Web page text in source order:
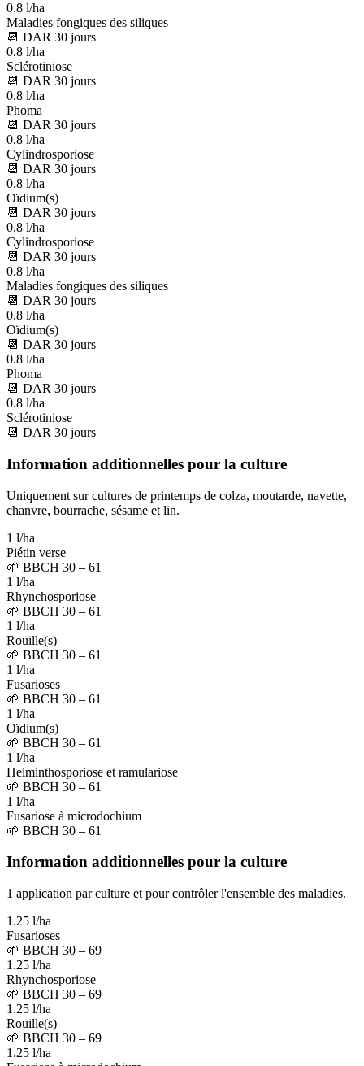
0.8 l/ha
Maladies fongiques des siliques
📆 DAR 30 jours
0.8 l/ha
Sclérotiniose
📆 DAR 30 jours
0.8 l/ha
Phoma
📆 DAR 30 jours
0.8 l/ha
Cylindrosporiose
📆 DAR 30 jours
0.8 l/ha
Oïdium(s)
📆 DAR 30 jours
0.8 l/ha
Cylindrosporiose
📆 DAR 30 jours
0.8 l/ha
Maladies fongiques des siliques
📆 DAR 30 jours
0.8 l/ha
Oïdium(s)
📆 DAR 30 jours
0.8 l/ha
Phoma
📆 DAR 30 jours
0.8 l/ha
Sclérotiniose
📆 DAR 30 jours
Information additionnelles pour la culture
Uniquement sur cultures de printemps de colza, moutarde, navette,
chanvre, bourrache, sésame et lin.
1 l/ha
Piétin verse
🌱 BBCH 30 – 61
1 l/ha
Rhynchosporiose
🌱 BBCH 30 – 61
1 l/ha
Rouille(s)
🌱 BBCH 30 – 61
1 l/ha
Fusarioses
🌱 BBCH 30 – 61
1 l/ha
Oïdium(s)
🌱 BBCH 30 – 61
1 l/ha
Helminthosporiose et ramulariose
🌱 BBCH 30 – 61
1 l/ha
Fusariose à microdochium
🌱 BBCH 30 – 61
Information additionnelles pour la culture
1 application par culture et pour contrôler l'ensemble des maladies.
1.25 l/ha
Fusarioses
🌱 BBCH 30 – 69
1.25 l/ha
Rhynchosporiose
🌱 BBCH 30 – 69
1.25 l/ha
Rouille(s)
🌱 BBCH 30 – 69
1.25 l/ha